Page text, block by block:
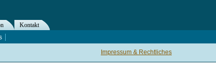
Impressum & Rechtliches
Kontakt